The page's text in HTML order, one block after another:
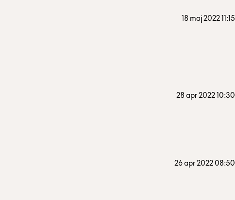
18 maj 2022 11:15
28 apr 2022 10:30
26 apr 2022 08:50